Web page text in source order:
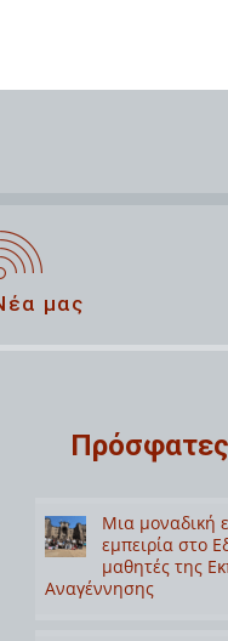
μας
Μια μοναδική
εμπειρία στο
μαθητές της
Αναγέννησης